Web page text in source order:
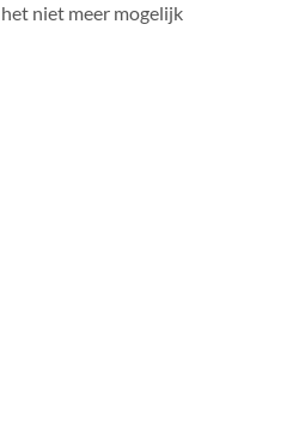
niet meer mogelijk